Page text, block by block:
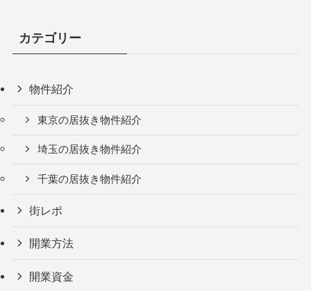
カテゴリー
物件紹介
東京の居抜き物件紹介
埼玉の居抜き物件紹介
千葉の居抜き物件紹介
街レポ
開業方法
開業資金